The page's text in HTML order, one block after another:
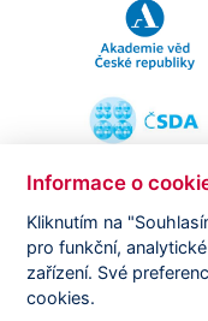
Copyright © CVVM |
Prohlášení
Informace o
Kliknutím na
pro funkční,
zařízení. Své
cookies.